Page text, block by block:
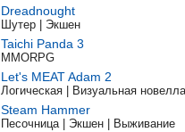
Dreadnought
Шутер | Экшен
Taichi Panda 3
MMORPG
Let's MEAT Adam 2
Логическая | Визуальная
Steam Hammer
Песочница | Экшен | Выживание